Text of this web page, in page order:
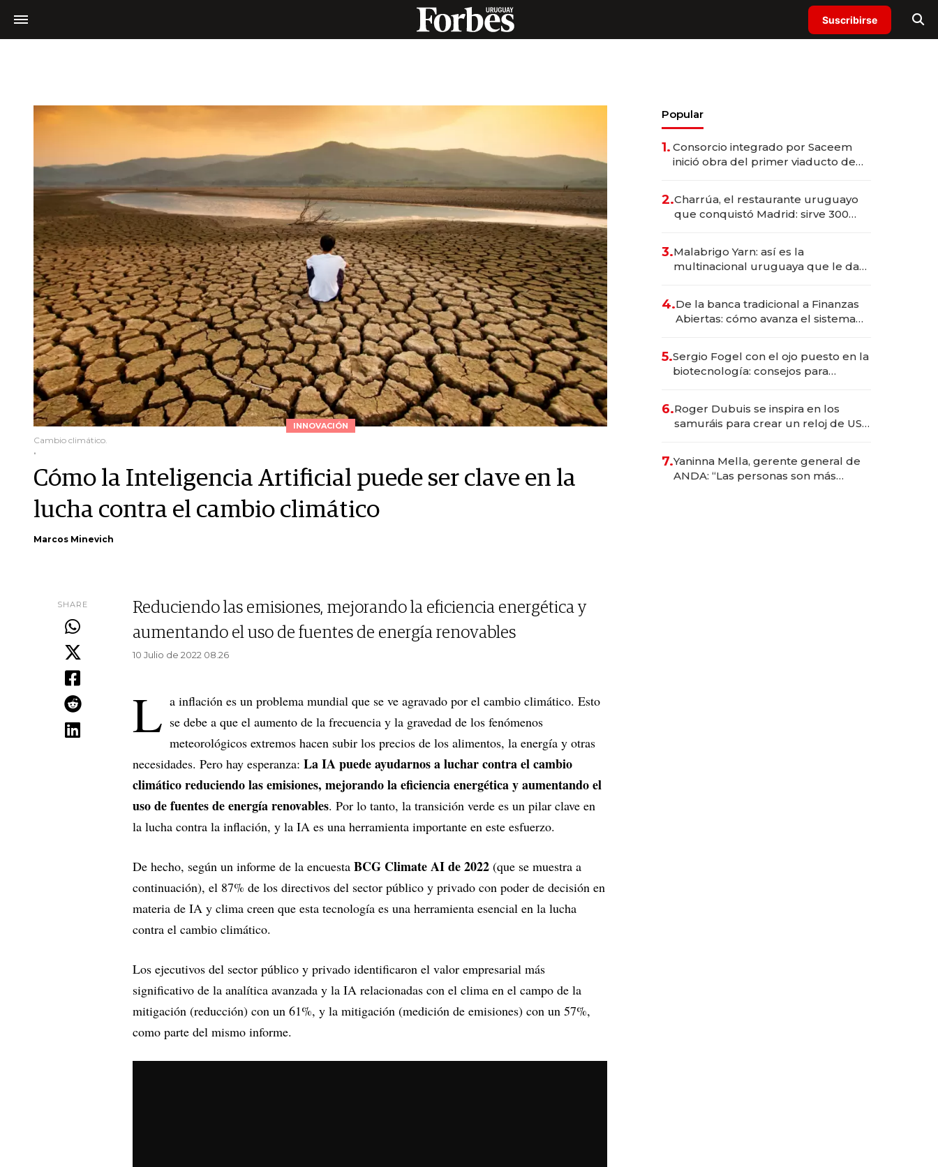
Suscribirse
INNOVACIÓN
Cambio climático.
.
Cómo la Inteligencia Artificial puede ser clave en la
lucha contra el cambio climático
Marcos Minevich
SHARE
Reduciendo las emisiones, mejorando la eficiencia energética y
aumentando el uso de fuentes de energía renovables
10 Julio de 2022 08.26
L a inflación es un problema mundial que se ve agravado por el cambio climático. Esto
se debe a que el aumento de la frecuencia y la gravedad de los fenómenos
meteorológicos extremos hacen subir los precios de los alimentos, la energía y otras
necesidades. Pero hay esperanza: La IA puede ayudarnos a luchar contra el cambio
climático reduciendo las emisiones, mejorando la eficiencia energética y aumentando el
uso de fuentes de energía renovables. Por lo tanto, la transición verde es un pilar clave en
la lucha contra la inflación, y la IA es una herramienta importante en este esfuerzo.
De hecho, según un informe de la encuesta BCG Climate AI de 2022 (que se muestra a
continuación), el 87% de los directivos del sector público y privado con poder de decisión en
materia de IA y clima creen que esta tecnología es una herramienta esencial en la lucha
contra el cambio climático.
Los ejecutivos del sector público y privado identificaron el valor empresarial más
significativo de la analítica avanzada y la IA relacionadas con el clima en el campo de la
mitigación (reducción) con un 61%, y la mitigación (medición de emisiones) con un 57%,
como parte del mismo informe.
Popular
1. Consorcio integrado por Saceem
inició obra del primer viaducto de
millones
2.Charrúa, el restaurante uruguayo
que conquistó Madrid: sirve 300
prepara apertura
3.Malabrigo Yarn: así es la
multinacional uruguaya que le da
4.De la banca tradicional a Finanzas
Abiertas: cómo avanza el sistema
5.Sergio Fogel con el ojo puesto en la
biotecnología: consejos para
6.Roger Dubuis se inspira en los
samuráis para crear un reloj de US$
7.Yaninna Mella, gerente general de
ANDA: “Las personas son más